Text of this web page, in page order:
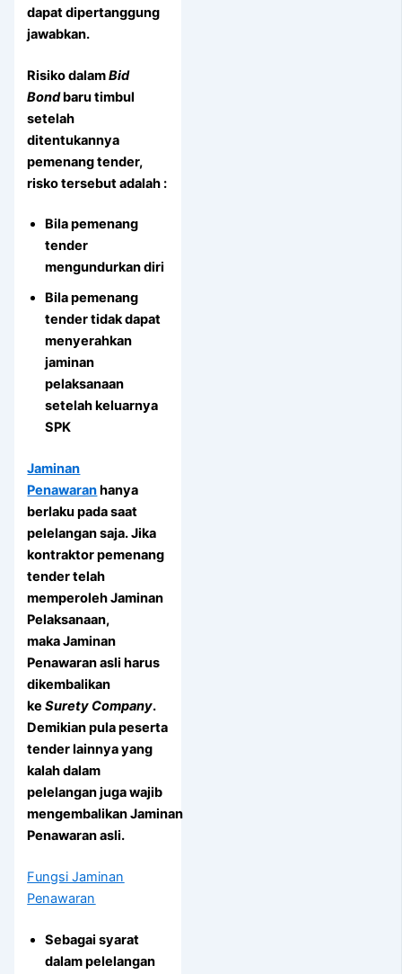
dapat dipertanggung
jawabkan.
Risiko dalamBid
Bondbaru timbul
setelah
ditentukannya
pemenang tender,
risko tersebut adalah :
Bila pemenang
tender
mengundurkan diri
Bila pemenang
tender tidak dapat
menyerahkan
jaminan
pelaksanaan
setelah keluarnya
SPK
Jaminan
Penawaranhanya
berlaku pada saat
pelelangan saja. Jika
kontraktor pemenang
tender telah
memperoleh Jaminan
Pelaksanaan,
maka Jaminan
Penawaran asli harus
dikembalikan
keSurety Company.
Demikian pula peserta
tender lainnya yang
kalah dalam
pelelangan juga wajib
mengembalikan Jaminan
Penawaran asli.
Fungsi Jaminan
Penawaran
Sebagai syarat
dalam pelelangan